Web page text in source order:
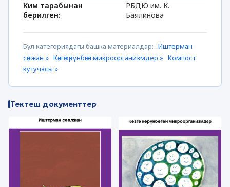
Ким тарабынан
берилген:
РБДЮ им. К.
Баялинова
Бул категориядагы башка материалдар: Иштерман
сөөлжан » Көзгө көрүнбөгөн микроорганизмдер » Компост
кутучасы »
Тектеш документтер